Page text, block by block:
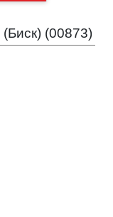
(00873)